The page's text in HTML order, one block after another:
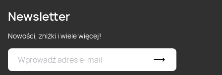
Newsletter
Nowości, zniżki i wiele więcej!